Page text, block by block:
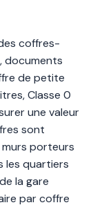
coffres-
documents
de petite
Classe 0
une valeur
sont
porteurs
les quartiers
la gare
par coffre